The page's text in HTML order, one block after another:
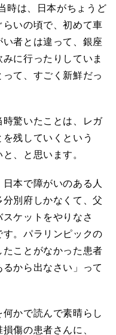
時は、日本がちょうど
いの頃で、初めて車
者とは違って、銀座
に行ったりしていま
て、すごく新鮮だっ
驚いたことは、レガ
残していくという
、と思います。
本で障がいのある人
別府しかなくて、父
ケットをやりなさ
。パラリンピックの
ことがなかった患者
から出なさい」って
かで読んで素晴らし
傷の患者さんに、